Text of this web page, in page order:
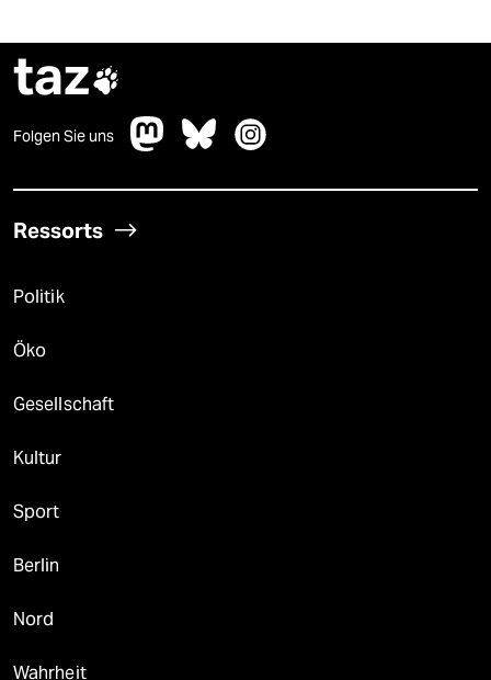
taz
Folgen Sie uns
Ressorts
Politik
Öko
Gesellschaft
Kultur
Sport
Berlin
Nord
Wahrheit